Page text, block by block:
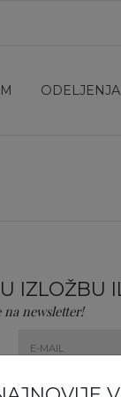
ODELJENJA
IZLOŽBU
na newsletter!